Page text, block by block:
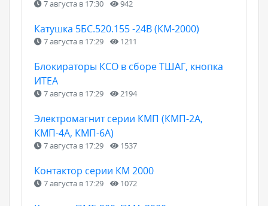
7 августа в 17:30 942
Катушка 5БС.520.155 -24В (КМ-2000)
7 августа в 17:29 1211
Блокираторы КСО в сборе ТШАГ, кнопка
ИТЕА
7 августа в 17:29 2194
Электромагнит серии КМП (КМП-2А,
КМП-4А, КМП-6А)
7 августа в 17:29 1537
Контактор серии КМ 2000
7 августа в 17:29 1072